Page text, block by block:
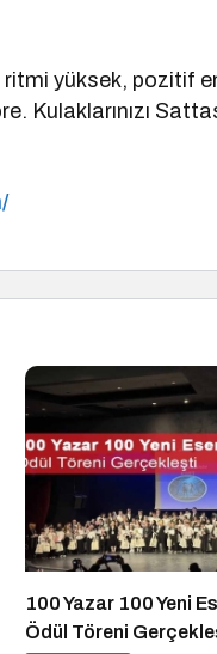
yüksek, pozitif
Kulaklarınızı
100 Yazar 100 Yeni
Ödül Töreni